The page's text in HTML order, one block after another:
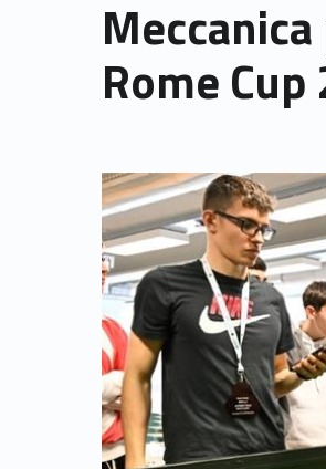
Rome Cup
Link identifier archive #link-archive-thumb-soap-74056